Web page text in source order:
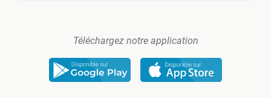
Téléchargez notre application